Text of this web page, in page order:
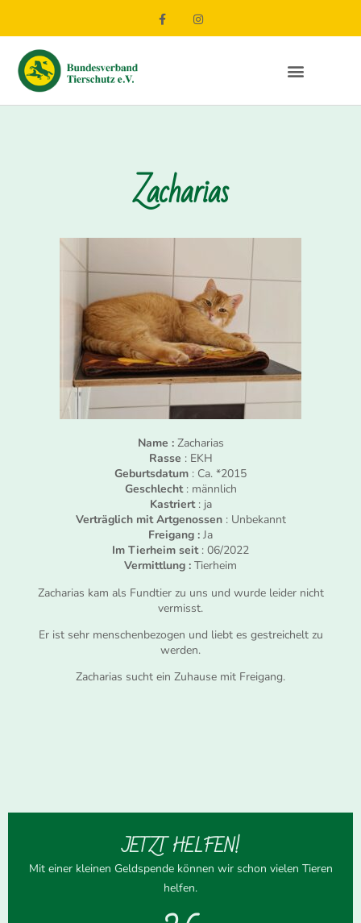
Zacharias
Name : Zacharias
Rasse : EKH
Geburtsdatum : Ca. *2015
Geschlecht: männlich
Kastriert: ja
Verträglich mit Artgenossen: Unbekannt
Freigang : Ja
Im Tierheim seit: 06/2022
Vermittlung : Tierheim
Zacharias kam als Fundtier zu uns und wurde leider nicht
vermisst.
Er ist sehr menschenbezogen und liebt es gestreichelt zu
werden.
Zacharias sucht ein Zuhause mit Freigang.
JETZT HELFEN!
Mit einer kleinen Geldspende können wir schon vielen Tieren
helfen.